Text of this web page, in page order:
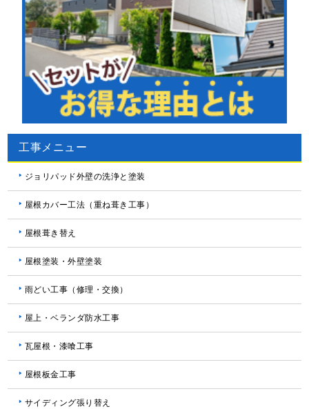
工事メニュー
ジョリパッド外壁の洗浄と塗装
屋根カバー工法（重ね葺き工事）
屋根葺き替え
屋根塗装・外壁塗装
雨どい工事（修理・交換）
屋上・ベランダ防水工事
瓦屋根・漆喰工事
屋根板金工事
サイディング張り替え